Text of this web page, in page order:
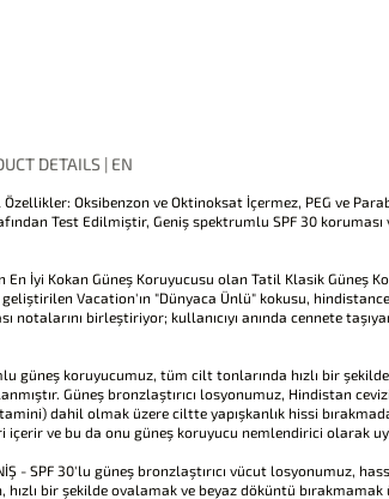
DETAILS | EN
Özellikler: Oksibenzon ve Oktinoksat İçermez, PEG ve
Test Edilmiştir, Geniş spektrumlu SPF 30 koruması
En İyi Kokan Güneş Koruyucusu olan Tatil Klasik Güneş
Vacation'ın "Dünyaca Ünlü" kokusu,
notalarını birleştiriyor; kullanıcıyı anında cennete
güneş koruyucumuz, tüm cilt tonlarında hızlı bir
Güneş bronzlaştırıcı losyonumuz, Hindistan
dahil olmak üzere ciltte yapışkanlık hissi
içerir ve bu da onu güneş koruyucu nemlendirici olarak
- SPF 30'lu güneş bronzlaştırıcı vücut losyonumuz,
bir şekilde ovalamak ve beyaz döküntü